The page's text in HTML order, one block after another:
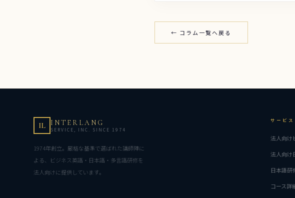
← コラム一覧へ戻る
IL INTERLANG
SERVICE, INC. SINCE 1974
1974年創立。厳格な基準で選ばれた講師陣に
よる、ビジネス英語・日本語・多言語研修を
法人向けに提供しています。
サービス
法人向け
法人向け
日本語研
コース詳